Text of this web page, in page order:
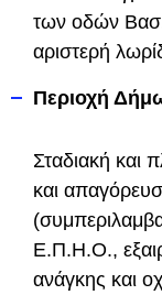
των οδών
αριστερή
Περιοχή
Σταδιακή και
και
Ε.Π.Η.Ο.,
ανάγκης και